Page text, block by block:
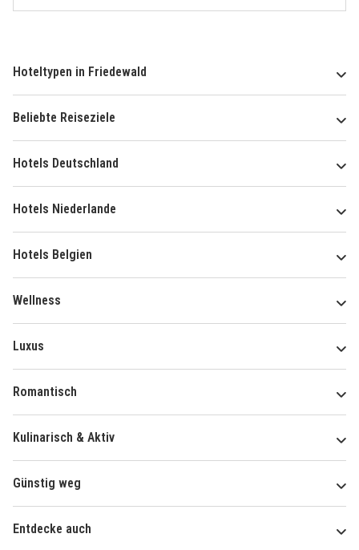
Hoteltypen in Friedewald
Beliebte Reiseziele
Hotels Deutschland
Hotels Niederlande
Hotels Belgien
Wellness
Luxus
Romantisch
Kulinarisch & Aktiv
Günstig weg
Entdecke auch